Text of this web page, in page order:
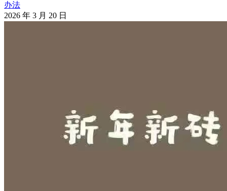
办法
2026 年 3 月 20 日